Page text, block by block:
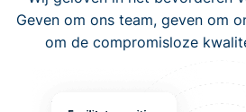
Geven om ons team, geven om
om de compromisloze